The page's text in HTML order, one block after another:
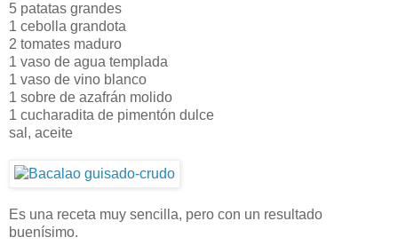
5 patatas grandes
1 cebolla grandota
2 tomates maduro
1 vaso de agua templada
1 vaso de vino blanco
1 sobre de azafrán molido
1 cucharadita de pimentón dulce
sal, aceite
Es una receta muy sencilla, pero con un resultado
buenísimo.